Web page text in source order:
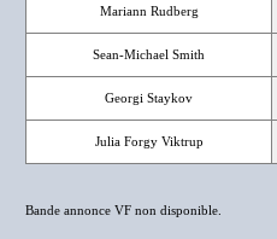
Mariann Rudberg
Sean-Michael Smith
Georgi Staykov
Julia Forgy Viktrup
Bande annonce VF non disponible.